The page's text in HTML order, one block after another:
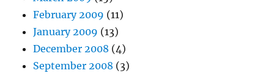
February 2009 (11)
January 2009 (13)
December 2008 (4)
September 2008 (3)